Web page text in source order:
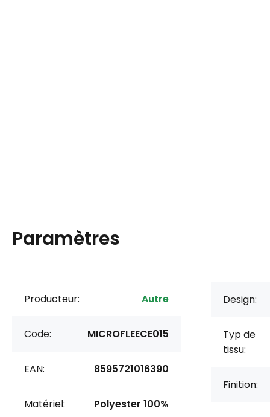
Paramètres
Producteur: Autre
Code: MICROFLEECE015
EAN: 8595721016390
Matériel: Polyester 100%
Design:
Typ de
tissu:
Finition: